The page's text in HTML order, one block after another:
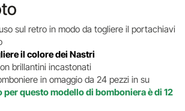
sul retro in modo da togliere il portachiavi
il colore dei Nastri
brillantini incastonati
in omaggio da 24 pezzi in su
questo modello di bomboniera è di 12